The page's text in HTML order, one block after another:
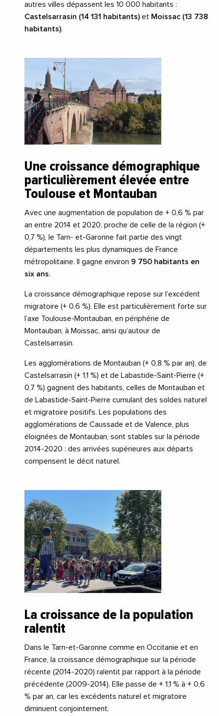
autres villes dépassent les 10 000 habitants :
Castelsarrasin (14 131 habitants) et Moissac (13 738
habitants).
Une croissance démographique
particulièrement élevée entre
Toulouse et Montauban
Avec une augmentation de population de + 0,6 % par
an entre 2014 et 2020, proche de celle de la région (+
0,7 %), le Tarn- et-Garonne fait partie des vingt
départements les plus dynamiques de France
métropolitaine. Il gagne environ 9 750 habitants en
six ans.
La croissance démographique repose sur l’excédent
migratoire (+ 0,6 %). Elle est particulièrement forte sur
l’axe Toulouse-Montauban, en périphérie de
Montauban, à Moissac, ainsi qu’autour de
Castelsarrasin.
Les agglomérations de Montauban (+ 0,8 % par an), de
Castelsarrasin (+ 1,1 %) et de Labastide-Saint-Pierre (+
0,7 %) gagnent des habitants, celles de Montauban et
de Labastide-Saint-Pierre cumulant des soldes naturel
et migratoire positifs. Les populations des
agglomérations de Caussade et de Valence, plus
éloignées de Montauban, sont stables sur la période
2014-2020 : des arrivées supérieures aux départs
compensent le décit naturel.
La croissance de la population
ralentit
Dans le Tarn-et-Garonne comme en Occitanie et en
France, la croissance démographique sur la période
récente (2014-2020) ralentit par rapport à la période
précédente (2009-2014). Elle passe de + 1,1 % à + 0,6
% par an, car les excédents naturel et migratoire
diminuent conjointement.